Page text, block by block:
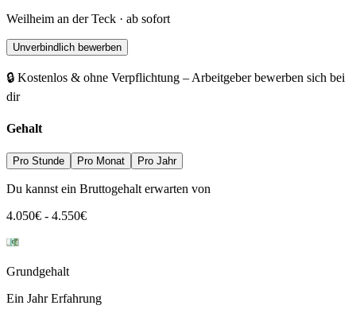
Weilheim an der Teck · ab sofort
Unverbindlich bewerben
🔒 Kostenlos & ohne Verpflichtung – Arbeitgeber bewerben sich bei
dir
Gehalt
Pro Stunde Pro Monat Pro Jahr
Du kannst ein Bruttogehalt erwarten von
4.050€ - 4.550€
Grundgehalt
Ein Jahr Erfahrung